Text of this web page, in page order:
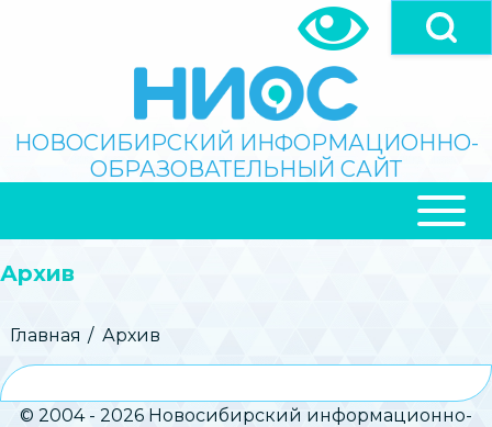
Поиск
НОВОСИБИРСКИЙ ИНФОРМАЦИОННО-
ОБРАЗОВАТЕЛЬНЫЙ САЙТ
НАВИГАЦИЯ
Архив
Строка
Главная Архив
© 2004 - 2026 Новосибирский информационно-